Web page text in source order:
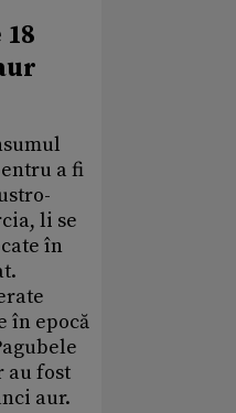
a fi
li se
în
în epocă
au fost
aur.